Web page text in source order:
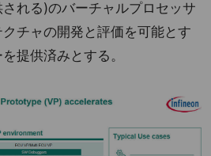
れる)のバーチャルプロセッサ
チャの開発と評価を可能とす
提供済みとする。